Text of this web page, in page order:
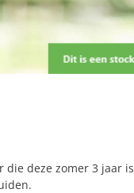
die deze zomer 3 jaar is